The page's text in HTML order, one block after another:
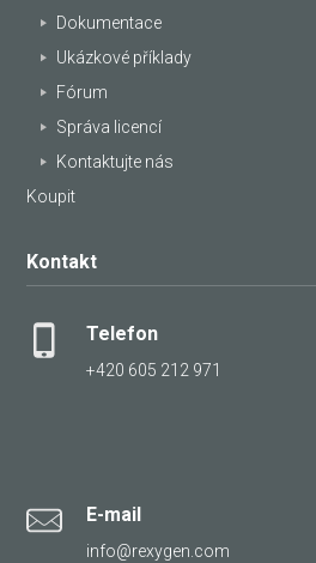
Dokumentace
Ukázkové příklady
Fórum
Správa licencí
Kontaktujte nás
Koupit
Kontakt
Telefon
+420 605 212 971
E-mail
info@rexygen.com